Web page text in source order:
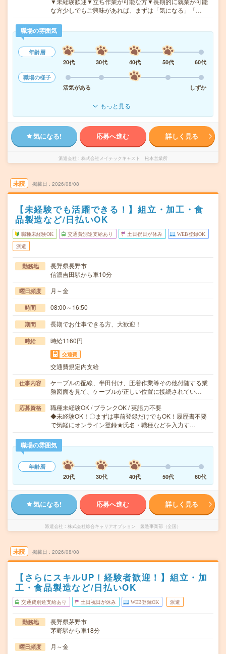
な方少しでもご興味があれば、まずは「気になる」「…
職場の雰囲気
年齢層
20代
30代 40代 50代
60代
職場の様子
活気がある
しずか
もっと見る
気になる! 応募へ進む 詳しく見る
派遣会社 株式会社メイテックキャスト 松本営業所
未読 掲載日 2026/08/08
【未経験でも活躍できる！】組立・加工・食
品製造など/日払いOK
職種未経験OK 交通費別途支給あり 土日祝日が休み WEB登録OK
派遣
勤務地
長野県長野市
信濃吉田駅から車10分
曜日頻度 月～金
時間 08:00～16:50
期間 長期でお仕事できる方、大歓迎！
時給 時給1160円
交通費
交通費規定内支給
仕事内容
ケーブルの配線、半田付け、圧着作業等その他付随する業
務図面を見て、ケーブルが正しい位置に接続されてい…
応募資格
職種未経験OK / ブランクOK / 英語力不要
◆未経験OK！〇まずは事前登録だけでもOK！履歴書不要
で気軽にオンライン登録★氏名・職種などを入力す…
職場の雰囲気
年齢層
20代
30代 40代 50代 60代
気になる! 応募へ進む 詳しく見る
派遣会社 株式会社綜合キャリアオプション 製造事業部（全国）
未読 掲載日 2026/08/08
【さらにスキルUP！経験者歓迎！】組立・加
工・食品製造など/日払いOK
交通費別途支給あり 土日祝日が休み WEB登録OK 派遣
勤務地
長野県茅野市
茅野駅から車18分
曜日頻度 月～金